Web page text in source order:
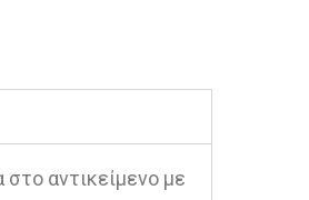
αντικείμενο με